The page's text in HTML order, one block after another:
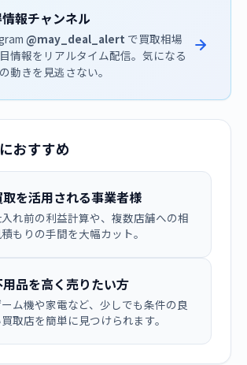
報チャンネル
@may_deal_alert で買取相場
情報をリアルタイム配信。気になる
動きを見逃さない。
おすすめ
取を活用される事業者様
れ前の利益計算や、複数店舗への相
もりの手間を大幅カット。
品を高く売りたい方
ム機や家電など、少しでも条件の良
取店を簡単に見つけられます。